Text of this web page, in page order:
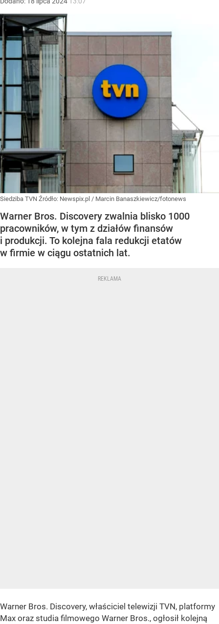
Siedziba TVN Źródło: Newspix.pl / Marcin Banaszkiewicz/fotonews
Warner Bros. Discovery zwalnia blisko 1000
pracowników, w tym z działów finansów
i produkcji. To kolejna fala redukcji etatów
w firmie w ciągu ostatnich lat.
Warner Bros. Discovery, właściciel telewizji TVN, platformy
Max oraz studia filmowego Warner Bros., ogłosił kolejną